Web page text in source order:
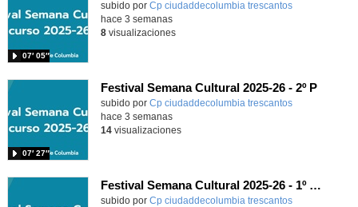
subido por Cp ciudaddecolumbia trescantos
07′ 05″
-
hace 3 semanas
8visualizaciones
Festival Semana Cultural 2025-26 - 2º P
subido por Cp ciudaddecolumbia trescantos
07′ 27″
-
hace 3 semanas
14visualizaciones
Festival Semana Cultural 2025-26 - 1º Primaria
subido por Cp ciudaddecolumbia trescantos-